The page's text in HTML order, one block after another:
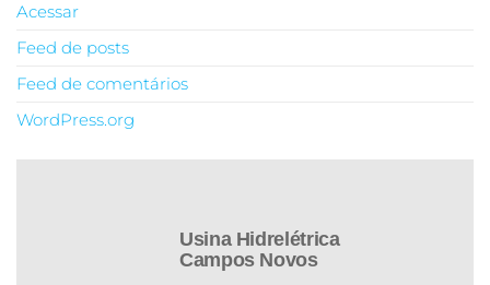
Acessar
Feed de posts
Feed de comentários
WordPress.org
Usina Hidrelétrica
Campos Novos